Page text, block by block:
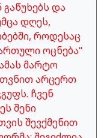
გაწუხებს და
დღეს,
როდესაც
ოცნება“
მარტო
არცერთ
ჩვენ
შენი
შევქმენით